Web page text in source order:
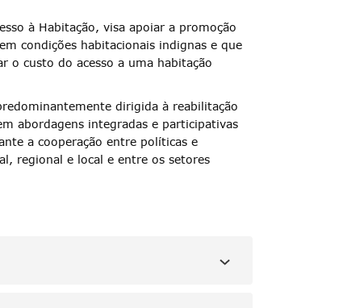
à Habitação, visa apoiar a promoção
condições habitacionais indignas e que
o custo do acesso a uma habitação
dirigida à reabilitação
abordagens integradas e participativas
a cooperação entre políticas e
regional e local e entre os setores